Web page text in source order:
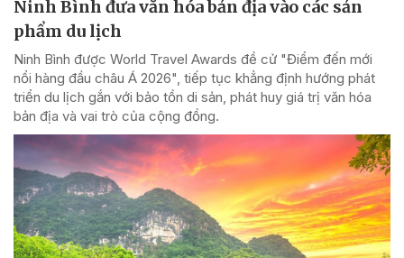
Ninh Bình đưa văn hóa bản địa vào các sản
phẩm du lịch
Ninh Bình được World Travel Awards đề cử "Điểm đến mới
nổi hàng đầu châu Á 2026", tiếp tục khẳng định hướng phát
triển du lịch gắn với bảo tồn di sản, phát huy giá trị văn hóa
bản địa và vai trò của cộng đồng.